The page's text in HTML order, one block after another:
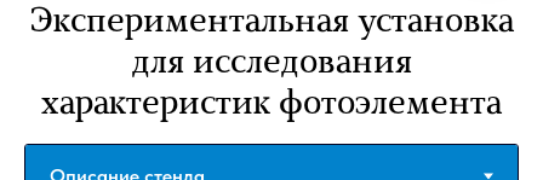
Экспериментальная установка
для исследования
характеристик фотоэлемента